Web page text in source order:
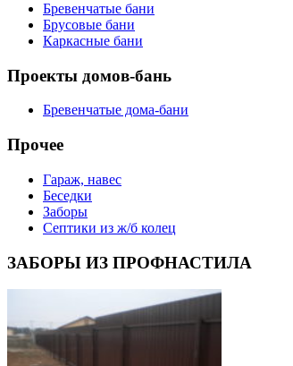
Бревенчатые бани
Брусовые бани
Каркасные бани
Проекты домов-бань
Бревенчатые дома-бани
Прочее
Гараж, навес
Беседки
Заборы
Септики из ж/б колец
ЗАБОРЫ ИЗ ПРОФНАСТИЛА